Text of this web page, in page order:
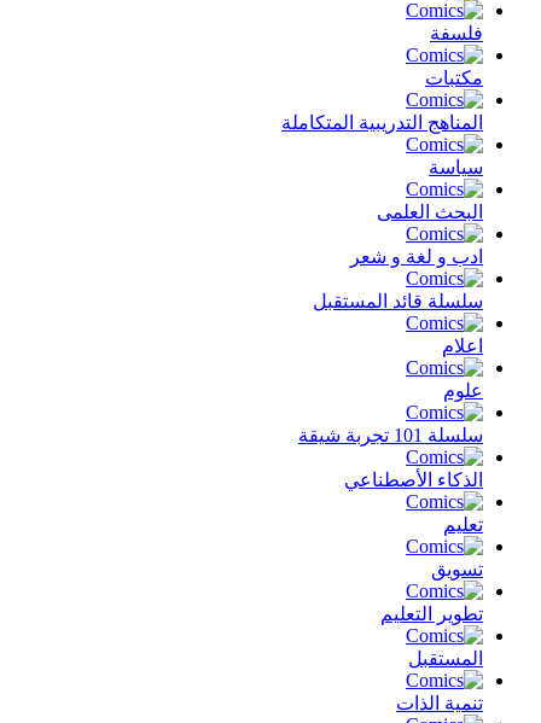
فلسفة
مكتبات
المناهج التدريبية المتكاملة
سياسة
البحث العلمى
ادب و لغة و شعر
سلسلة قائد المستقبل
اعلام
علوم
سلسلة 101 تجربة شيقة
الذكاء الأصطناعي
تعليم
تسويق
تطوير التعليم
المستقبل
تنمية الذات